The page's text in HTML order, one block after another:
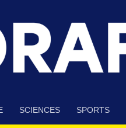
SCIENCES SPORTS